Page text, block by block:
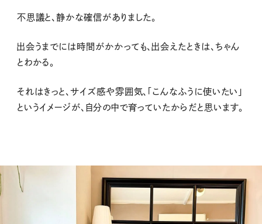
不思議と、静かな確信がありました。
出会うまでには時間がかかっても、出会えたときは、ちゃん
とわかる。
それはきっと、サイズ感や雰囲気、「こんなふうに使いたい」
というイメージが、自分の中で育っていたからだと思います。